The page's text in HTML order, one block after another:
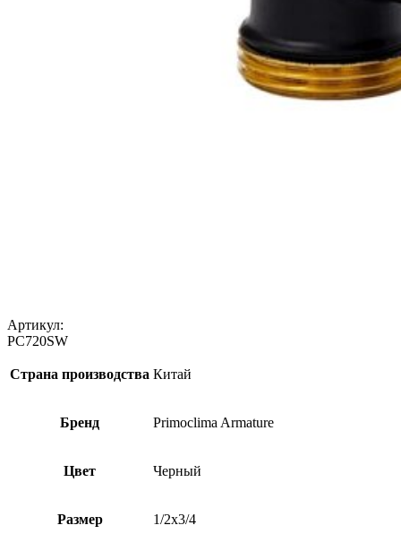
Артикул:
PC720SW
Страна производства Китай
Бренд Primoclima Armature
Цвет Черный
Размер 1/2х3/4